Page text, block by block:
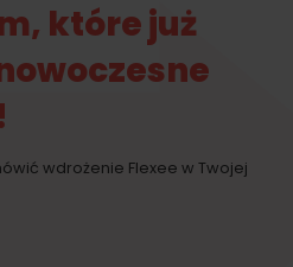
które już
wdrożenie Flexee w Twojej